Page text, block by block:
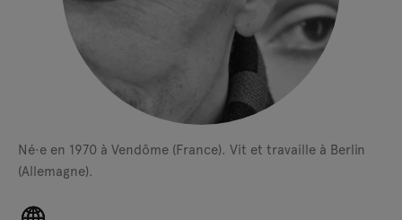
Né·e en 1970 à Vendôme (France). Vit et travaille à Berlin
(Allemagne).